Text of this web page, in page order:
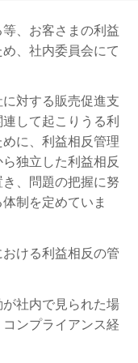
、お客さまの利益
、社内委員会にて
対する販売促進支
して起こりうる利
に、利益相反管理
独立した利益相反
、問題の把握に努
制を定めていま
ける利益相反の管
社内で見られた場
ンプライアンス経